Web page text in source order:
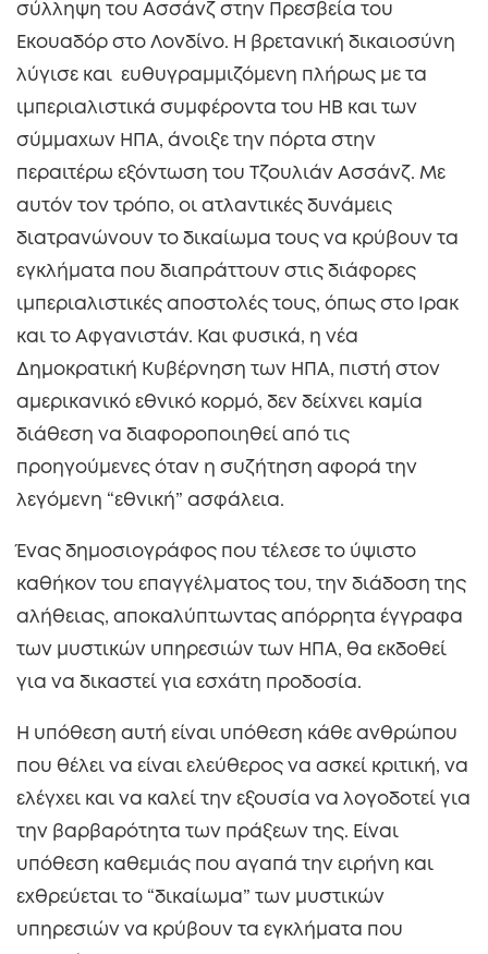
σύλληψη του Ασσάνζ στην Πρεσβεία του
Εκουαδόρ στο Λονδίνο. Η βρετανική δικαιοσύνη
λύγισε και ευθυγραμμιζόμενη πλήρως με τα
ιμπεριαλιστικά συμφέροντα του ΗΒ και των
σύμμαχων ΗΠΑ, άνοιξε την πόρτα στην
περαιτέρω εξόντωση του Τζουλιάν Ασσάνζ. Με
αυτόν τον τρόπο, οι ατλαντικές δυνάμεις
διατρανώνουν το δικαίωμα τους να κρύβουν τα
εγκλήματα που διαπράττουν στις διάφορες
ιμπεριαλιστικές αποστολές τους, όπως στο Ιρακ
και το Αφγανιστάν. Και φυσικά, η νέα
Δημοκρατική Κυβέρνηση των ΗΠΑ, πιστή στον
αμερικανικό εθνικό κορμό, δεν δείχνει καμία
διάθεση να διαφοροποιηθεί από τις
προηγούμενες όταν η συζήτηση αφορά την
λεγόμενη “εθνική” ασφάλεια.
Ένας δημοσιογράφος που τέλεσε το ύψιστο
καθήκον του επαγγέλματος του, την διάδοση της
αλήθειας, αποκαλύπτωντας απόρρητα έγγραφα
των μυστικών υπηρεσιών των ΗΠΑ, θα εκδοθεί
για να δικαστεί για εσχάτη προδοσία.
Η υπόθεση αυτή είναι υπόθεση κάθε ανθρώπου
που θέλει να είναι ελεύθερος να ασκεί κριτική, να
ελέγχει και να καλεί την εξουσία να λογοδοτεί για
την βαρβαρότητα των πράξεων της. Είναι
υπόθεση καθεμιάς που αγαπά την ειρήνη και
εχθρεύεται το “δικαίωμα” των μυστικών
υπηρεσιών να κρύβουν τα εγκλήματα που